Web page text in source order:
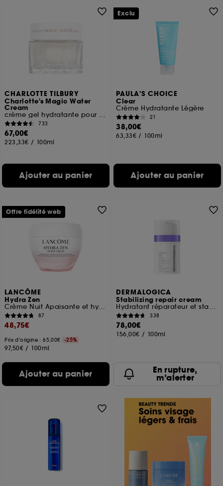
CHARLOTTE TILBURY
Charlotte's Magic Water
Cream
crème gel hydratante pour le visage
733
67,00€
223,33€ / 100ml
Ajouter au panier
PAULA'S CHOICE
Clear
Crème Hydratante Légère
21
38,00€
63,33€ / 100ml
Ajouter au panier
Exclu
LANCÔME
Hydra Zen
Crème Nuit Apaisante et hydratante
87
48,75€
Prix d'origine : 65,00€ -25%
97,50€ / 100ml
Ajouter au panier
Offre fidélité web
DERMALOGICA
Stabilizing repair cream
Hydratant réparateur et stabilisant anti-rougeurs
338
78,00€
156,00€ / 100ml
En rupture,
m’alerter